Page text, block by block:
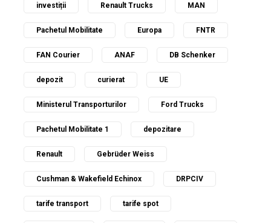
investiții Renault Trucks MAN
Pachetul Mobilitate Europa FNTR
FAN Courier ANAF DB Schenker
depozit curierat UE
Ministerul Transporturilor Ford Trucks
Pachetul Mobilitate 1 depozitare
Renault Gebrüder Weiss
Cushman & Wakefield Echinox DRPCIV
tarife transport tarife spot